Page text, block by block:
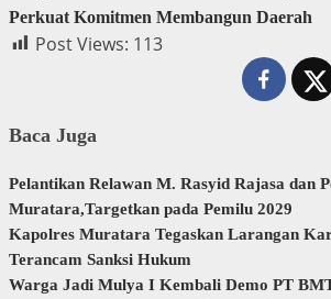
Perkuat Komitmen Membangun Daerah
Post Views: 113
Baca Juga
Pelantikan Relawan M. Rasyid Rajasa dan
Muratara,Targetkan pada Pemilu 2029
Kapolres Muratara Tegaskan Larangan
Terancam Sanksi Hukum
Warga Jadi Mulya I Kembali Demo PT